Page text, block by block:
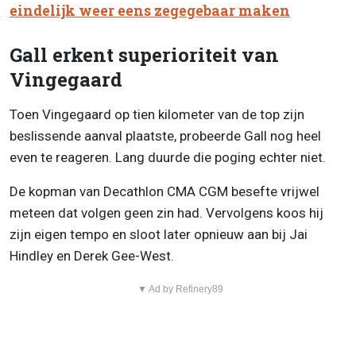
eindelijk weer eens zegegebaar maken
Gall erkent superioriteit van
Vingegaard
Toen Vingegaard op tien kilometer van de top zijn
beslissende aanval plaatste, probeerde Gall nog heel
even te reageren. Lang duurde die poging echter niet.
De kopman van Decathlon CMA CGM besefte vrijwel
meteen dat volgen geen zin had. Vervolgens koos hij
zijn eigen tempo en sloot later opnieuw aan bij Jai
Hindley en Derek Gee-West.
▼ Ad by Refinery89